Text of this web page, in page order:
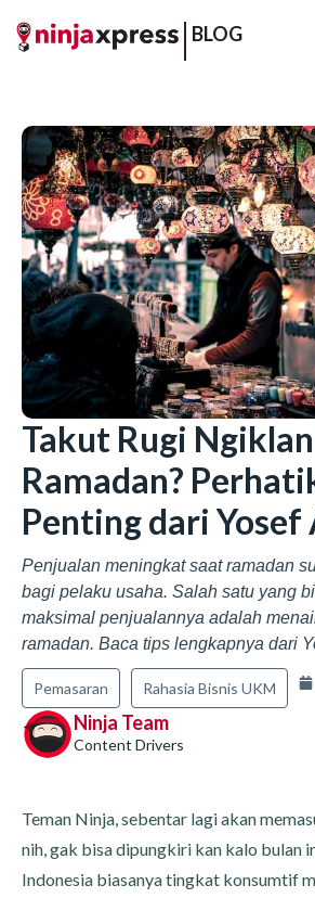
BLOG
Takut Rugi
Ramadan?
Penting dari Yosef
Penjualan meningkat saat ramadan
bagi pelaku usaha. Salah satu yang
maksimal penjualannya adalah
ramadan. Baca tips lengkapnya dari
Pemasaran Rahasia Bisnis UKM
Ninja Team
Content Drivers
Teman Ninja, sebentar lagi akan
nih, gak bisa dipungkiri kan kalo bulan
Indonesia biasanya tingkat konsumtif